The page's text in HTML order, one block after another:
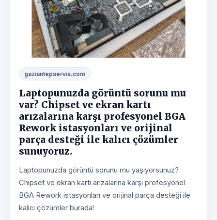
gaziantepservis.com
Laptopunuzda görüntü sorunu mu
var? Chipset ve ekran kartı
arızalarına karşı profesyonel BGA
Rework istasyonları ve orijinal
parça desteği ile kalıcı çözümler
sunuyoruz.
Laptopunuzda görüntü sorunu mu yaşıyorsunuz?
Chipset ve ekran kartı arızalarına karşı profesyonel
BGA Rework istasyonları ve orijinal parça desteği ile
kalıcı çözümler burada!